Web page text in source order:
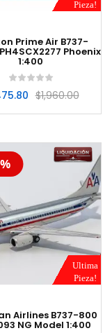
Pieza!
Prime Air B737-
Phoenix
1:400
$1,960.00
Ultima
Pieza!
Airlines B737-800
NG Model 1:400